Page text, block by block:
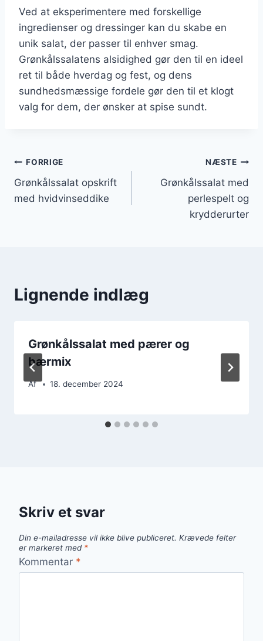
Ved at eksperimentere med forskellige
ingredienser og dressinger kan du skabe en
unik salat, der passer til enhver smag.
Grønkålssalatens alsidighed gør den til en ideel
ret til både hverdag og fest, og dens
sundhedsmæssige fordele gør den til et klogt
valg for dem, der ønsker at spise sundt.
Indlægsnavigation
FORRIGE
Grønkålssalat opskrift
med hvidvinseddike
NÆSTE
Grønkålssalat med
perlespelt og
krydderurter
Lignende indlæg
Grønkålssalat med pærer og
bærmix
Af 18. december 2024
Skriv et svar
Din e-mailadresse vil ikke blive publiceret. Krævede felter
er markeret med *
Kommentar *